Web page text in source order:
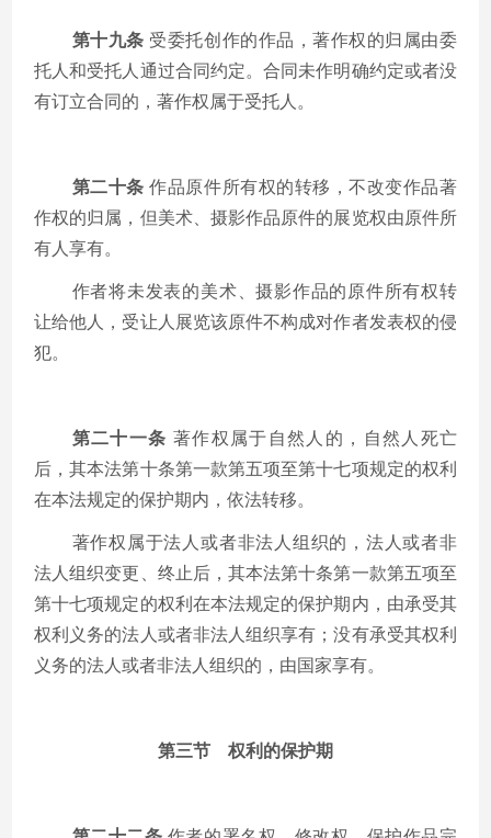
第十九条 受委托创作的作品，著作权的归属由委
托人和受托人通过合同约定。合同未作明确约定或者没
有订立合同的，著作权属于受托人。
第二十条作品原件所有权的转移，不改变作品著
作权的归属，但美术、摄影作品原件的展览权由原件所
有人享有。
作者将未发表的美术、摄影作品的原件所有权转
让给他人，受让人展览该原件不构成对作者发表权的侵
犯。
第二十一条 著作权属于自然人的，自然人死亡
后，其本法第十条第一款第五项至第十七项规定的权利
在本法规定的保护期内，依法转移。
著作权属于法人或者非法人组织的，法人或者非
法人组织变更、终止后，其本法第十条第一款第五项至
第十七项规定的权利在本法规定的保护期内，由承受其
权利义务的法人或者非法人组织享有；没有承受其权利
义务的法人或者非法人组织的，由国家享有。
第三节 权利的保护期